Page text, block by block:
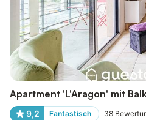
Apartment 'L'Aragon' mit
9,2 Fantastisch 38